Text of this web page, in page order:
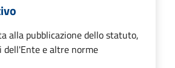
alla pubblicazione dello statuto,
dell'Ente e altre norme